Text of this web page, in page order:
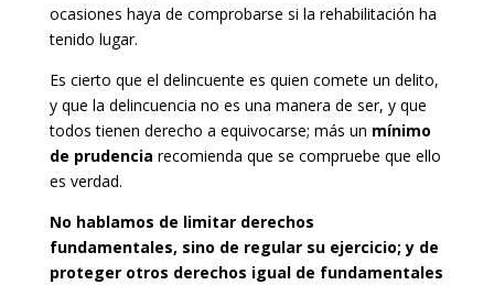
ocasiones haya de comprobarse si la rehabilitación ha
tenido lugar.
Es cierto que el delincuente es quien comete un delito,
y que la delincuencia no es una manera de ser, y que
todos tienen derecho a equivocarse; más un mínimo
de prudencia recomienda que se compruebe que ello
es verdad.
No hablamos de limitar derechos
fundamentales, sino de regular su ejercicio; y de
proteger otros derechos igual de fundamentales